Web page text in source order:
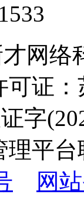
网络
可证
字
理平
网